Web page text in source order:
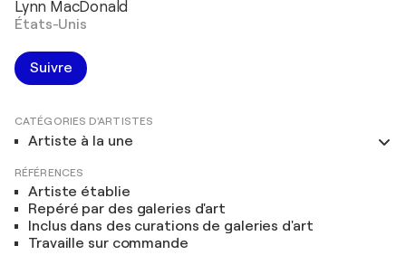
Lynn MacDonald
États-Unis
Suivre
CATÉGORIES D'ARTISTES
Artiste à la une
RÉFÉRENCES
Artiste établie
Repéré par des galeries d'art
Inclus dans des curations de galeries d'art
Travaille sur commande